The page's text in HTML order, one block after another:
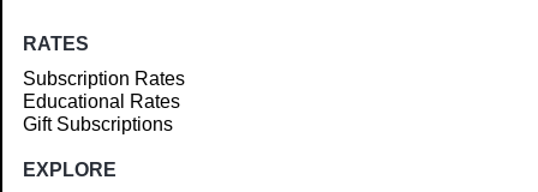
RATES
Subscription Rates
Educational Rates
Gift Subscriptions
EXPLORE